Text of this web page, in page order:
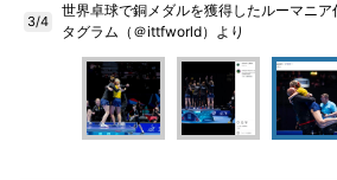
3/4
世界卓球で銅メダルを獲得したルーマニ
タグラム（＠ittfworld）より